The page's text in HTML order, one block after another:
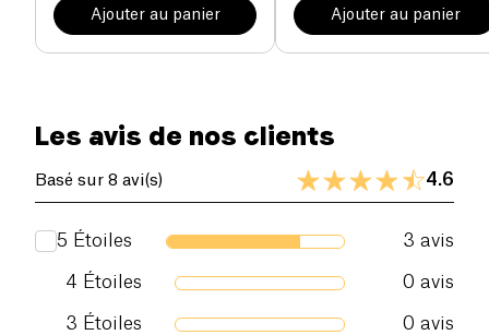
Ajouter au panier Ajouter au panier
Les avis de nos clients
Basé sur 8 avi(s) 4.6
5 Étoiles 3 avis
4 Étoiles 0 avis
3 Étoiles 0 avis